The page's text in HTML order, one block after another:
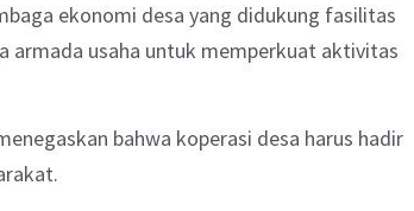
ekonomi desa yang didukung fasilitas
armada usaha untuk memperkuat aktivitas
bahwa koperasi desa harus hadir